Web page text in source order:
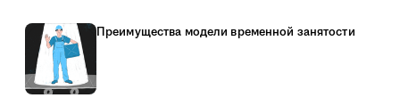
Преимущества модели временной занятости